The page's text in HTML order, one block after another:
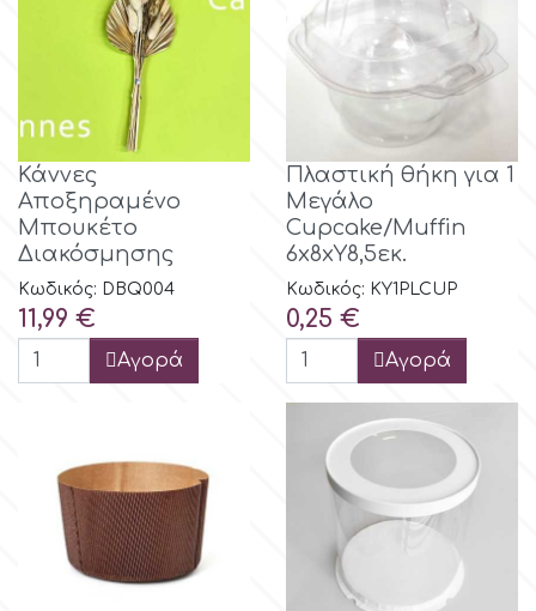
Κάννες
Αποξηραμένο
Μπουκέτο
Διακόσμησης
Κωδικός: DBQ004
Τιμή
11,99 €
Αγορά
Πλαστική θήκη για 1
Μεγάλο
Cupcake/Muffin
6x8xY8,5εκ.
Κωδικός: KY1PLCUP
Τιμή
0,25 €
Αγορά